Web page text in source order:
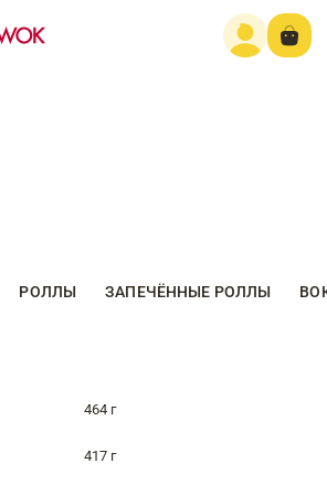
РОЛЛЫ ЗАПЕЧЁННЫЕ РОЛЛЫ
464 г
417 г